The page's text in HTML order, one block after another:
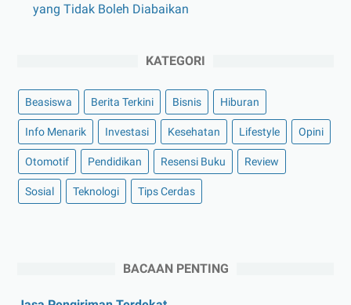
yang Tidak Boleh Diabaikan
KATEGORI
Beasiswa Berita Terkini Bisnis Hiburan
Info Menarik Investasi Kesehatan Lifestyle Opini
Otomotif Pendidikan Resensi Buku Review
Sosial Teknologi Tips Cerdas
BACAAN PENTING